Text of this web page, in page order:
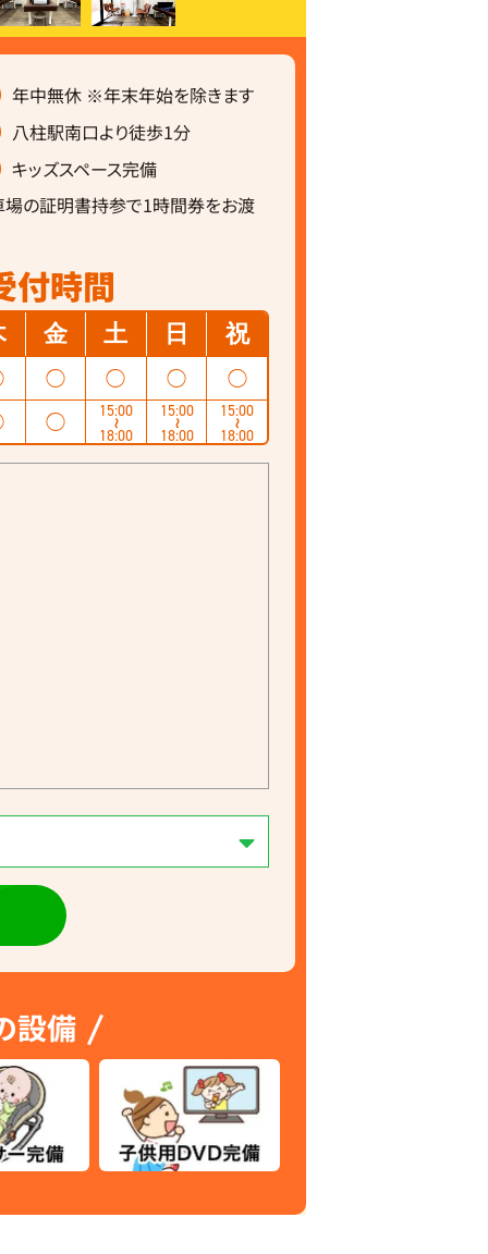
年中無休 ※年末年始を除きます
八柱駅南口より徒歩1分
キッズスペース完備
場の証明書持参で1時間券をお渡
付時間
金 土 日 祝
◯ ◯ ◯
◯
◯ 15:00
〜
18:00
15:00
〜
18:00
15:00
〜
18:00
設備